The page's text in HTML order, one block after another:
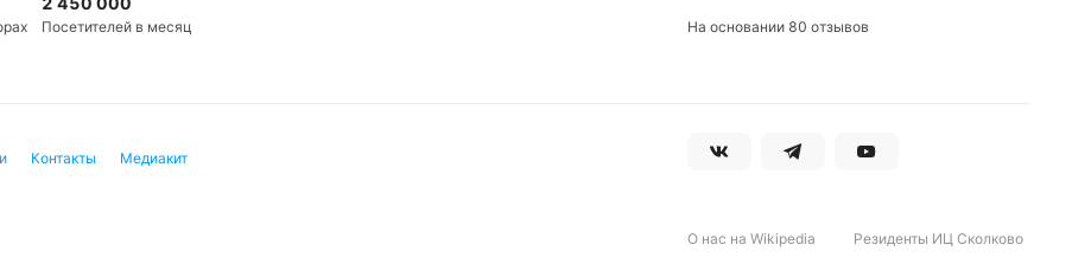
Посетителей в месяц На основании 80 отзывов
Контакты Медиакит
О нас на Wikipedia Резиденты ИЦ Сколково